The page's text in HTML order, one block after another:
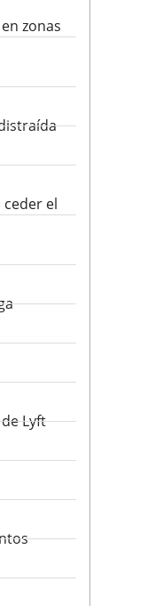
zonas
el
Lyft